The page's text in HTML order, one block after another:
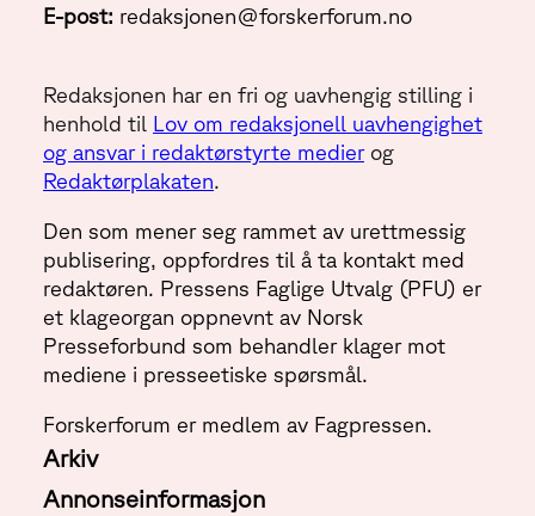
E-post: redaksjonen@forskerforum.no
Redaksjonen har en fri og uavhengig stilling i
henhold til Lov om redaksjonell uavhengighet
og ansvar i redaktørstyrte medierog
Redaktørplakaten.
Den som mener seg rammet av urettmessig
publisering, oppfordres til å ta kontakt med
redaktøren. Pressens Faglige Utvalg (PFU) er
et klageorgan oppnevnt av Norsk
Presseforbund som behandler klager mot
mediene i presseetiske spørsmål.
Forskerforum er medlem av Fagpressen.
Arkiv
Annonseinformasjon